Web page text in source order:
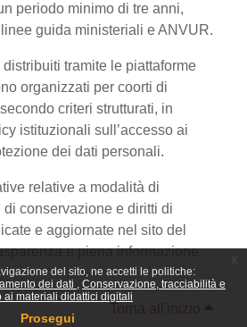
del sito, ne accetti le politiche:
dei dati
Conservazione, tracciabilità e
ai materiali didattici digitali
Prosegui
periodo minimo di tre anni,
guida ministeriali e ANVUR.
distribuiti tramite le piattaforme
organizzati per coorti di
criteri strutturati, in
istituzionali sull’accesso ai
dei dati personali.
relative a modalità di
conservazione e diritti di
e aggiornate nel sito del
e piena informazione